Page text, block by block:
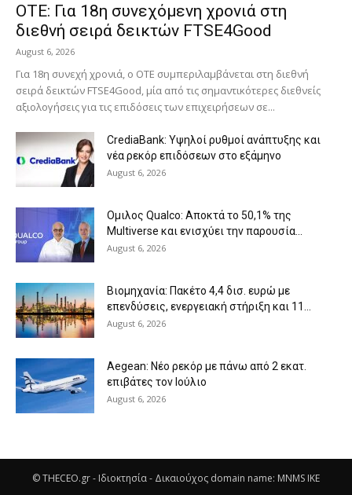
ΟΤΕ: Για 18η συνεχόμενη χρονιά στη
διεθνή σειρά δεικτών FTSE4Good
August 6, 2026
Για 18η συνεχή χρονιά, ο ΟΤΕ συμπεριλαμβάνεται στη διεθνή
σειρά δεικτών FTSE4Good, μία από τις σημαντικότερες διεθνείς
αξιολογήσεις για τις επιδόσεις των επιχειρήσεων σε...
CrediaBank: Υψηλοί ρυθμοί ανάπτυξης και
νέα ρεκόρ επιδόσεων στο εξάμηνο
August 6, 2026
Ομιλος Qualco: Αποκτά το 50,1% της
Multiverse και ενισχύει την παρουσία...
August 6, 2026
Βιομηχανία: Πακέτο 4,4 δισ. ευρώ με
επενδύσεις, ενεργειακή στήριξη και 11...
August 6, 2026
Aegean: Νέο ρεκόρ με πάνω από 2 εκατ.
επιβάτες τον Ιούλιο
August 6, 2026
© THECEO.gr - Ιδιοκτησία - Δικαιούχος domain name: MNMS IKE